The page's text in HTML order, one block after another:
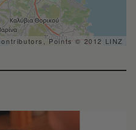
Points © 2012 LINZ